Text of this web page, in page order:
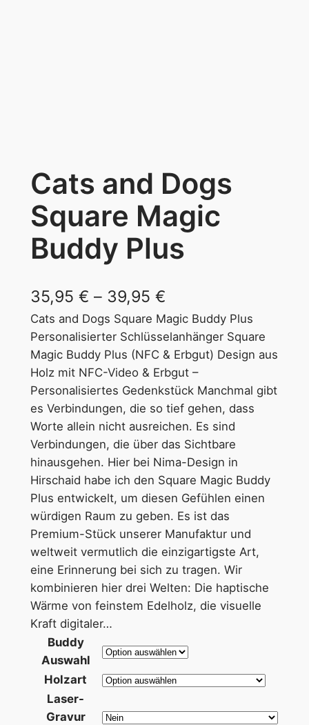
Cats and Dogs
Square Magic
Buddy Plus
35,95 € – 39,95 €P
r
e
i
s
s
p
a
n
n
e
:
3
,
9
Cats and Dogs Square Magic Buddy Plus
Personalisierter Schlüsselanhänger Square
Magic Buddy Plus (NFC & Erbgut) Design aus
Holz mit NFC-Video & Erbgut –
Personalisiertes Gedenkstück Manchmal gibt
es Verbindungen, die so tief gehen, dass
Worte allein nicht ausreichen. Es sind
Verbindungen, die über das Sichtbare
hinausgehen. Hier bei Nima-Design in
Hirschaid habe ich den Square Magic Buddy
Plus entwickelt, um diesen Gefühlen einen
würdigen Raum zu geben. Es ist das
Premium-Stück unserer Manufaktur und
weltweit vermutlich die einzigartigste Art,
eine Erinnerung bei sich zu tragen. Wir
kombinieren hier drei Welten: Die haptische
Wärme von feinstem Edelholz, die visuelle
Kraft digitaler…
Buddy
Auswahl
Holzart
Laser-
Gravur